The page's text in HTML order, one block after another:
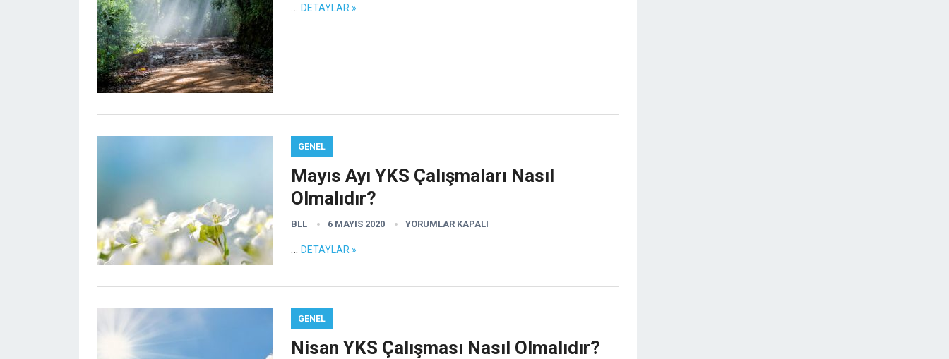
… DETAYLAR »
GENEL
Mayıs Ayı YKS Çalışmaları Nasıl
Olmalıdır?
BLL 6 MAYIS 2020 YORUMLAR KAPALI
… DETAYLAR »
GENEL
Nisan YKS Çalışması Nasıl Olmalıdır?